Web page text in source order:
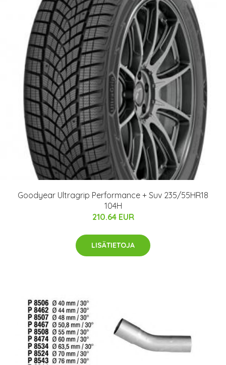
Goodyear Ultragrip Performance + Suv 235/55HR18
104H
210.64 EUR
LISÄTIETOJA